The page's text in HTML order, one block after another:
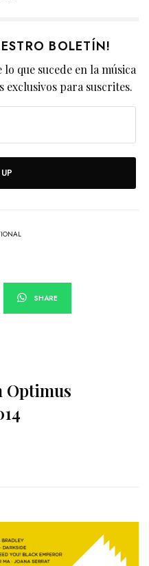
BOLETÍN!
que sucede en la música
exclusivos para suscrites.
SHARE
Optimus